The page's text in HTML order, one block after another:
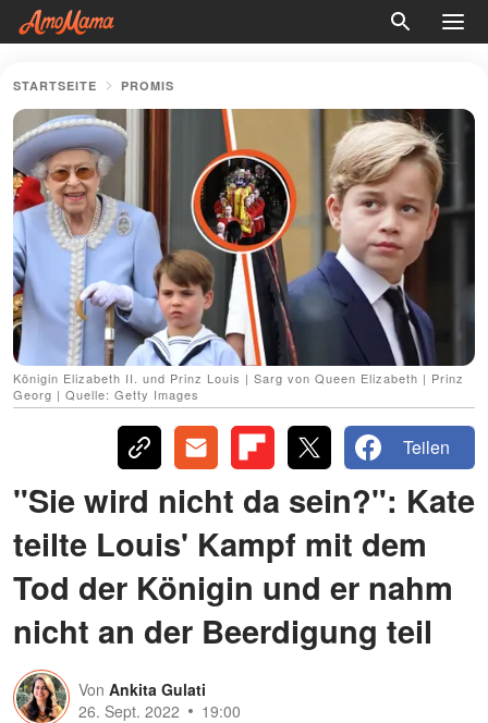
STARTSEITE PROMIS
Königin Elizabeth II. und Prinz Louis | Sarg von Queen Elizabeth | Prinz
Georg | Quelle: Getty Images
Teilen
"Sie wird nicht da sein?": Kate
teilte Louis' Kampf mit dem
Tod der Königin und er nahm
nicht an der Beerdigung teil
Von Ankita Gulati
26. Sept. 2022
19:00